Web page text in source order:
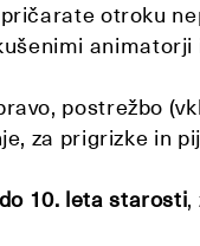
otroku
animatorji
postrežbo
za prigrizke in
10. leta starosti,